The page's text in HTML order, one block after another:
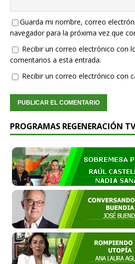
Guarda mi nombre, correo
navegador para la próxima vez que
Recibir un correo electrónico con
comentarios a esta entrada.
Recibir un correo electrónico con
PROGRAMAS REGENERACIÓN TV